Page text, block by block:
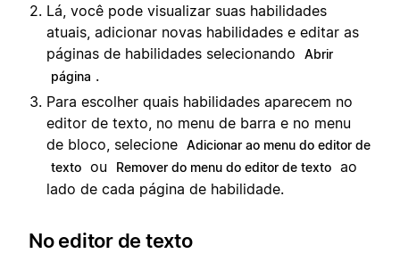
Lá, você pode visualizar suas habilidades
atuais, adicionar novas habilidades e editar as
páginas de habilidades selecionando
Abrir
página .
Para escolher quais habilidades aparecem no
editor de texto, no menu de barra e no menu
de bloco, selecione Adicionar ao menu do editor de
texto ou Remover do menu do editor de texto ao
lado de cada página de habilidade.
No editor de texto